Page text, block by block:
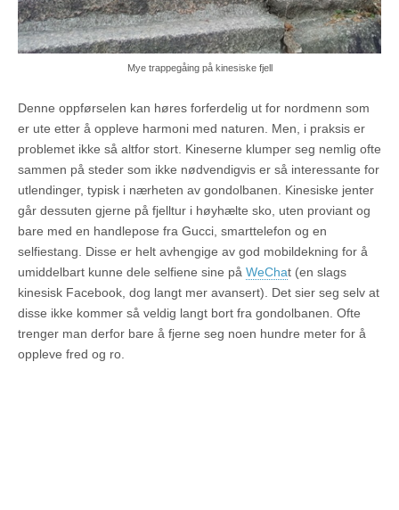
Mye trappegåing på kinesiske fjell
Denne oppførselen kan høres forferdelig ut for nordmenn som
er ute etter å oppleve harmoni med naturen. Men, i praksis er
problemet ikke så altfor stort. Kineserne klumper seg nemlig ofte
sammen på steder som ikke nødvendigvis er så interessante for
utlendinger, typisk i nærheten av gondolbanen. Kinesiske jenter
går dessuten gjerne på fjelltur i høyhælte sko, uten proviant og
bare med en handlepose fra Gucci, smarttelefon og en
selfiestang. Disse er helt avhengige av god mobildekning for å
umiddelbart kunne dele selfiene sine på WeChat (en slags
kinesisk Facebook, dog langt mer avansert). Det sier seg selv at
disse ikke kommer så veldig langt bort fra gondolbanen. Ofte
trenger man derfor bare å fjerne seg noen hundre meter for å
oppleve fred og ro.